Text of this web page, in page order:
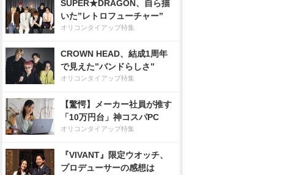
SUPER★DRAGON、自ら描
いた”レトロフューチャー”
オリコンタイアップ特集
CROWN HEAD、結成1周年
で見えた”バンドらしさ”
オリコンタイアップ特集
【驚愕】メーカー社員が推す
「10万円台」神コスパPC
オリコンタイアップ特集
『VIVANT』限定ウオッチ、
プロデューサーの感想は